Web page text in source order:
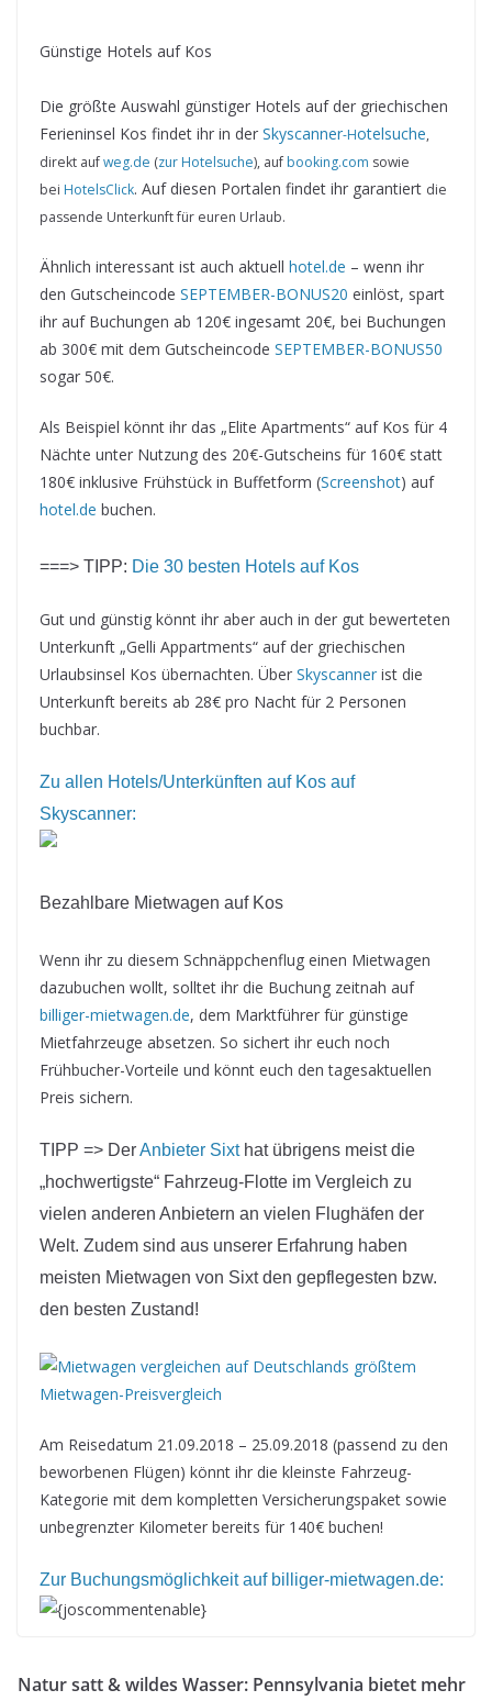
Günstige Hotels auf Kos
Die größte Auswahl günstiger Hotels auf der griechischen
Ferieninsel Kos findet ihr in der Skyscanner-Hotelsuche,
direkt aufweg.de (zur Hotelsuche), auf booking.com sowie
bei HotelsClick. Auf diesen Portalen findet ihr garantiert die
passende Unterkunft für euren Urlaub.
Ähnlich interessant ist auch aktuell hotel.de – wenn ihr
den Gutscheincode SEPTEMBER-BONUS20 einlöst, spart
ihr auf Buchungen ab 120€ ingesamt 20€, bei Buchungen
ab 300€ mit dem Gutscheincode SEPTEMBER-BONUS50
sogar 50€.
Als Beispiel könnt ihr das „Elite Apartments“ auf Kos für 4
Nächte unter Nutzung des 20€-Gutscheins für 160€ statt
180€ inklusive Frühstück in Buffetform (Screenshot) auf
hotel.de buchen.
===> TIPP: Die 30 besten Hotels auf Kos
Gut und günstig könnt ihr aber auch in der gut bewerteten
Unterkunft „Gelli Appartments“ auf der griechischen
Urlaubsinsel Kos übernachten. Über Skyscanner ist die
Unterkunft bereits ab 28€ pro Nacht für 2 Personen
buchbar.
Zu allen Hotels/Unterkünften auf Kos auf
Skyscanner:
Bezahlbare Mietwagen auf Kos
Wenn ihr zu diesem Schnäppchenflug einen Mietwagen
dazubuchen wollt, solltet ihr die Buchung zeitnah auf
billiger-mietwagen.de, dem Marktführer für günstige
Mietfahrzeuge absetzen. So sichert ihr euch noch
Frühbucher-Vorteile und könnt euch den tagesaktuellen
Preis sichern.
TIPP => DerAnbieter Sixthat übrigens meist die
„hochwertigste“ Fahrzeug-Flotte im Vergleich zu
vielen anderen Anbietern an vielen Flughäfen der
Welt. Zudem sind aus unserer Erfahrung haben
meisten Mietwagen von Sixt den gepflegesten bzw.
den besten Zustand!
Am Reisedatum 21.09.2018 – 25.09.2018 (passend zu den
beworbenen Flügen) könnt ihr die kleinste Fahrzeug-
Kategorie mit dem kompletten Versicherungspaket sowie
unbegrenzter Kilometer bereits für 140€ buchen!
Zur Buchungsmöglichkeit auf billiger-mietwagen.de:
{joscommentenable}
Natur satt & wildes Wasser: Pennsylvania bietet mehr